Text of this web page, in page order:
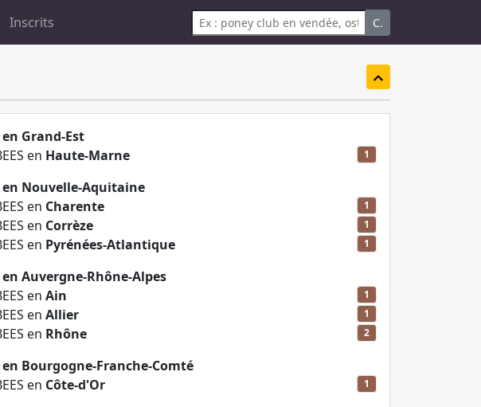
Inscrits C.
en Grand-Est
en Haute-Marne 1
en Nouvelle-Aquitaine
en Charente 1
en Corrèze 1
en Pyrénées-Atlantique 1
en Auvergne-Rhône-Alpes
en Ain 1
en Allier 1
en Rhône 2
en Bourgogne-Franche-Comté
en Côte-d'Or 1